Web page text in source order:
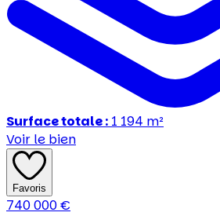
Surface totale : 1 194 m²
Voir le bien
Favoris
740 000€